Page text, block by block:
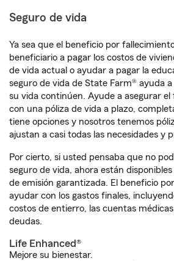
Seguro de vida
Ya sea que el beneficio por
beneficiario a pagar los costos de
de vida actual o ayudar a pagar la
seguro de vida de State Farm® ayuda
su vida continúen. Ayude a asegurar
con una póliza de vida a plazo,
tiene opciones y nosotros tenemos
ajustan a casi todas las necesidades y
Por cierto, si usted pensaba que no
seguro de vida, ahora están
de emisión garantizada. El beneficio
ayudar con los gastos finales,
costos de entierro, las cuentas
deudas.
Life Enhanced®
Mejore su bienestar.